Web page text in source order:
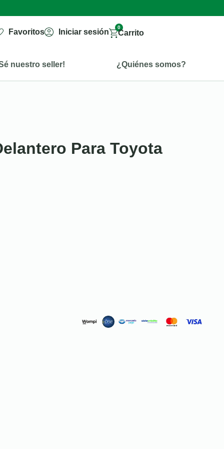
Favoritos Iniciar sesión
0
Carrito
nuestro seller! ¿Quiénes somos?
Para Toyota